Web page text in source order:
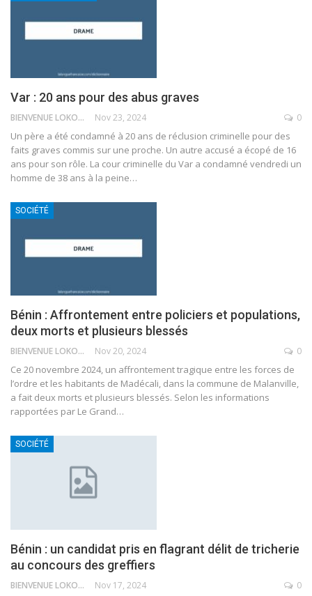
Var : 20 ans pour des abus graves
BIENVENUE LOKOSSOU Nov 23, 2024 0
Un père a été condamné à 20 ans de réclusion criminelle pour des
faits graves commis sur une proche. Un autre accusé a écopé de 16
ans pour son rôle. La cour criminelle du Var a condamné vendredi un
homme de 38 ans à la peine…
SOCIÉTÉ
Bénin : Affrontement entre policiers et populations,
deux morts et plusieurs blessés
BIENVENUE LOKOSSOU Nov 20, 2024 0
Ce 20 novembre 2024, un affrontement tragique entre les forces de
l’ordre et les habitants de Madécali, dans la commune de Malanville,
a fait deux morts et plusieurs blessés. Selon les informations
rapportées par Le Grand…
SOCIÉTÉ
Bénin : un candidat pris en flagrant délit de tricherie
au concours des greffiers
BIENVENUE LOKOSSOU Nov 17, 2024 0